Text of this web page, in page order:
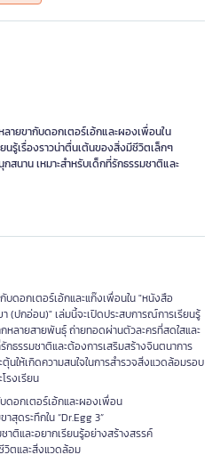
ยขากับดอกเตอร์เอ้กและผองเพื่อนใน
รู้เรื่องราวน่าตื่นเต้นของสิ่งมีชีวิตเล็กๆ
นาน เหมาะสำหรับเด็กที่รักธรรมชาติและ
บดอกเตอร์เอ้กและแก๊งเพื่อนใน "หนังสือ
(ปกอ่อน)" เล่มนี้จะเปิดประสบการณ์การเรียนรู้
หลายสายพันธุ์ ถ่ายทอดผ่านตัวละครที่สดใสและ
กธรรมชาติและต้องการเสริมสร้างจินตนาการ
นให้เกิดความสนใจในการสำรวจสิ่งแวดล้อมรอบ
รงเรียน
ดอกเตอร์เอ้กและผองเพื่อน
สุดระทึกใน “Dr.Egg 3”
าติและอยากเรียนรู้อย่างสร้างสรรค์
วิตและสิ่งแวดล้อม